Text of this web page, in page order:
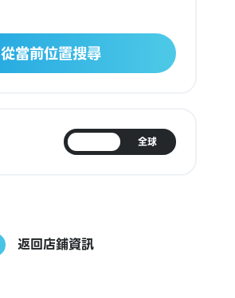
從當前位置搜尋
全球
返回店鋪資訊